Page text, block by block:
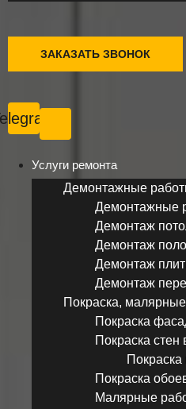
ЗАКАЗАТЬ ЗВОНОК
Услуги ремонта
Демонтажные
Демонтажные
Демонтаж
Демонтаж
Демонтаж
Демонтаж
Покраска,
Покраска
Покраска
Покраска
Малярные